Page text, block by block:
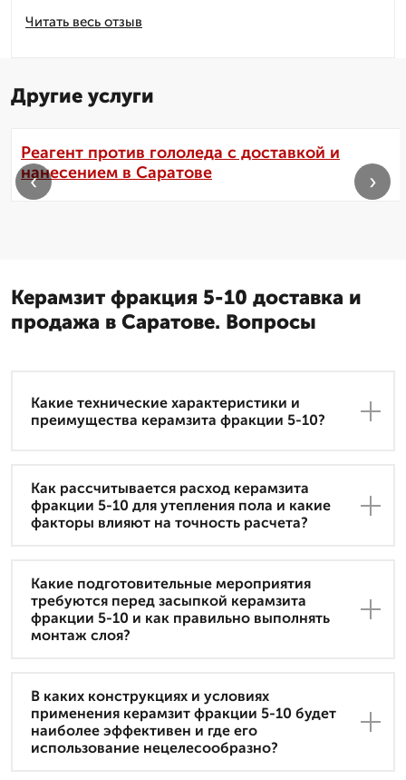
Читать весь отзыв
Другие услуги
Реагент против гололеда с доставкой и
нанесением в Саратове
‹ ›
Керамзит фракция 5-10 доставка и
продажа в Саратове. Вопросы
Какие технические характеристики и
преимущества керамзита фракции 5-10?
Как рассчитывается расход керамзита
фракции 5-10 для утепления пола и какие
факторы влияют на точность расчета?
Какие подготовительные мероприятия
требуются перед засыпкой керамзита
фракции 5-10 и как правильно выполнять
монтаж слоя?
В каких конструкциях и условиях
применения керамзит фракции 5-10 будет
наиболее эффективен и где его
использование нецелесообразно?